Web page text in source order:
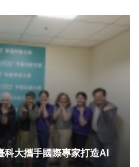
大攜手國際專家打造AI